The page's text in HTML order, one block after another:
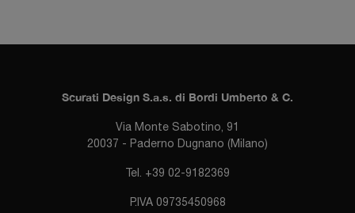
Scurati Design S.a.s. di Bordi Umberto & C.
Via Monte Sabotino, 91
20037 - Paderno Dugnano (Milano)
Tel. +39 02-9182369
P.IVA 09735450968